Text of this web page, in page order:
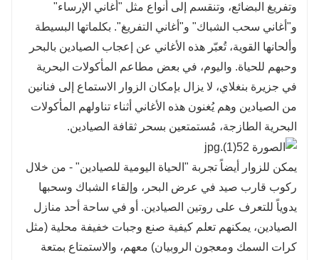
وتفريغ البضائع، وتنقسم إلى أنواع مثل "أغاني الإرساء"
و"أغاني سحب الشباك" و"أغاني التفريغ". بكلماتها البسيطة
وألحانها القوية، تُعبّر هذه الأغاني عن إعجاب الصيادين بالبحر
وحبهم للحياة. واليوم، في بعض مطاعم المأكولات البحرية
في جزيرة بنغلاي، لا يزال بإمكان الزوار الاستماع إلى فنانين
من الصيادين وهم يُغنون هذه الأغاني أثناء تناولهم المأكولات
البحرية الطازجة، مُستمتعين بسحر ثقافة الصيادين.
يمكن للزوار أيضاً تجربة "الحياة اليومية للصيادين" - من خلال
ركوب قارب صيد في عرض البحر، وإلقاء الشباك وسحبها
يدوياً للتعرف على روتين الصيادين. أو في ساحة أحد منازل
الصيادين، يمكنهم تعلم كيفية صنع وجبات خفيفة محلية (مثل
كرات السمك ومعجون الروبيان) معهم، والاستمتاع بمتعة